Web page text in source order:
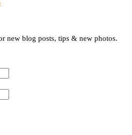
new blog posts, tips & new photos.